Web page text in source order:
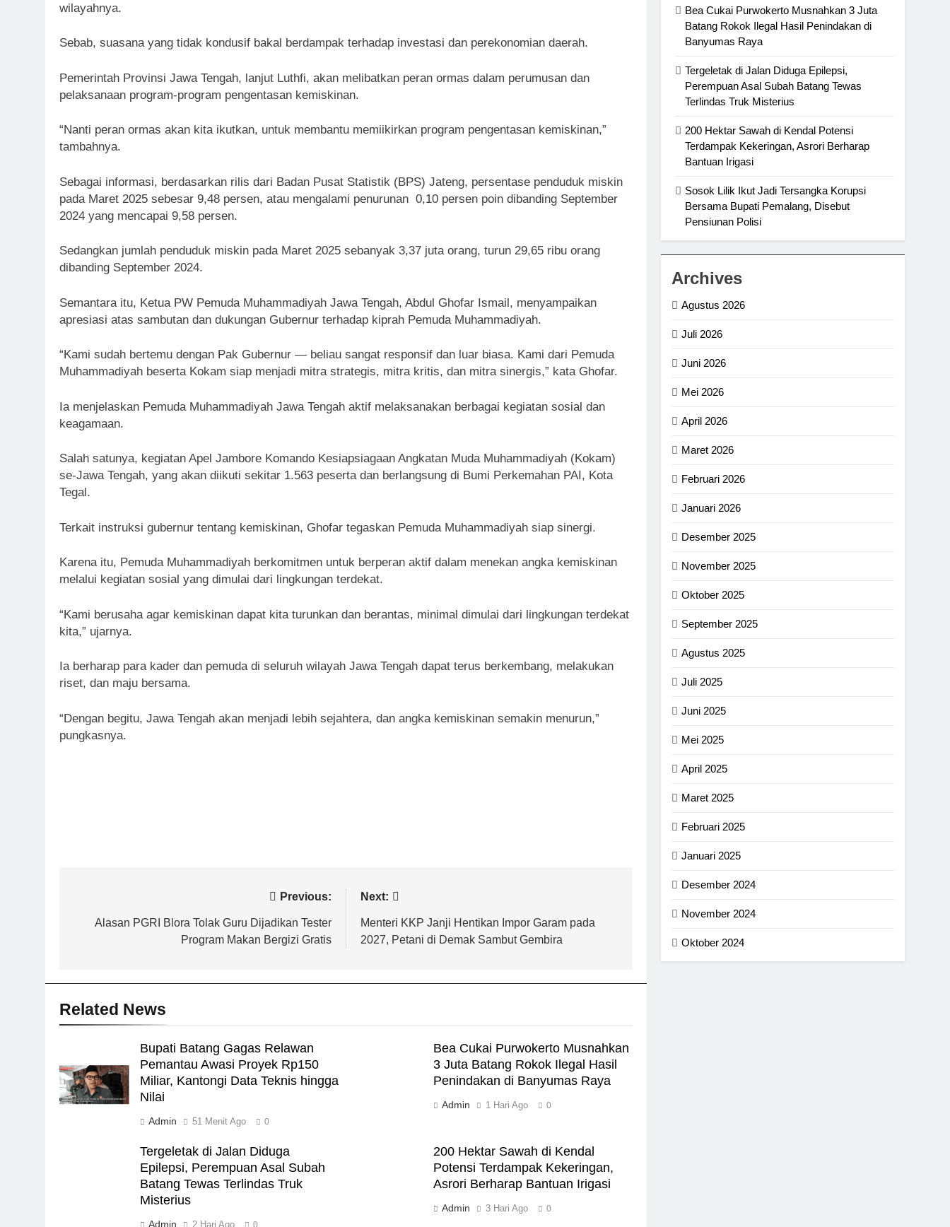
wilayahnya.
Sebab, suasana yang tidak kondusif bakal berdampak terhadap investasi dan perekonomian daerah.
Pemerintah Provinsi Jawa Tengah, lanjut Luthfi, akan melibatkan peran ormas dalam perumusan dan
pelaksanaan program-program pengentasan kemiskinan.
“Nanti peran ormas akan kita ikutkan, untuk membantu memiikirkan program pengentasan kemiskinan,”
tambahnya.
Sebagai informasi, berdasarkan rilis dari Badan Pusat Statistik (BPS) Jateng, persentase penduduk miskin
pada Maret 2025 sebesar 9,48 persen, atau mengalami penurunan 0,10 persen poin dibanding September
2024 yang mencapai 9,58 persen.
Sedangkan jumlah penduduk miskin pada Maret 2025 sebanyak 3,37 juta orang, turun 29,65 ribu orang
dibanding September 2024.
Semantara itu, Ketua PW Pemuda Muhammadiyah Jawa Tengah, Abdul Ghofar Ismail, menyampaikan
apresiasi atas sambutan dan dukungan Gubernur terhadap kiprah Pemuda Muhammadiyah.
“Kami sudah bertemu dengan Pak Gubernur — beliau sangat responsif dan luar biasa. Kami dari Pemuda
Muhammadiyah beserta Kokam siap menjadi mitra strategis, mitra kritis, dan mitra sinergis,” kata Ghofar.
Ia menjelaskan Pemuda Muhammadiyah Jawa Tengah aktif melaksanakan berbagai kegiatan sosial dan
keagamaan.
Salah satunya, kegiatan Apel Jambore Komando Kesiapsiagaan Angkatan Muda Muhammadiyah (Kokam)
se-Jawa Tengah, yang akan diikuti sekitar 1.563 peserta dan berlangsung di Bumi Perkemahan PAI, Kota
Tegal.
Terkait instruksi gubernur tentang kemiskinan, Ghofar tegaskan Pemuda Muhammadiyah siap sinergi.
Karena itu, Pemuda Muhammadiyah berkomitmen untuk berperan aktif dalam menekan angka kemiskinan
melalui kegiatan sosial yang dimulai dari lingkungan terdekat.
“Kami berusaha agar kemiskinan dapat kita turunkan dan berantas, minimal dimulai dari lingkungan terdekat
kita,” ujarnya.
Ia berharap para kader dan pemuda di seluruh wilayah Jawa Tengah dapat terus berkembang, melakukan
riset, dan maju bersama.
“Dengan begitu, Jawa Tengah akan menjadi lebih sejahtera, dan angka kemiskinan semakin menurun,”
pungkasnya.
pos
Previous:
Alasan PGRI Blora Tolak Guru Dijadikan Tester
Program Makan Bergizi Gratis
Next:
Menteri KKP Janji Hentikan Impor Garam pada
2027, Petani di Demak Sambut Gembira
Related News
Bupati Batang Gagas Relawan
Pemantau Awasi Proyek Rp150
Miliar, Kantongi Data Teknis hingga
Nilai
Admin 51 Menit Ago 0
Bea Cukai Purwokerto Musnahkan
3 Juta Batang Rokok Ilegal Hasil
Penindakan di Banyumas Raya
Admin 1 Hari Ago 0
Tergeletak di Jalan Diduga
Epilepsi, Perempuan Asal Subah
Batang Tewas Terlindas Truk
Misterius
Admin 2 Hari Ago 0
200 Hektar Sawah di Kendal
Potensi Terdampak Kekeringan,
Asrori Berharap Bantuan Irigasi
Admin 3 Hari Ago 0
Bea Cukai Purwokerto Musnahkan 3 Juta
Batang Rokok Ilegal Hasil Penindakan di
Banyumas Raya
Tergeletak di Jalan Diduga Epilepsi,
Perempuan Asal Subah Batang Tewas
Terlindas Truk Misterius
200 Hektar Sawah di Kendal Potensi
Terdampak Kekeringan, Asrori Berharap
Bantuan Irigasi
Sosok Lilik Ikut Jadi Tersangka Korupsi
Bersama Bupati Pemalang, Disebut
Pensiunan Polisi
Archives
Agustus 2026
Juli 2026
Juni 2026
Mei 2026
April 2026
Maret 2026
Februari 2026
Januari 2026
Desember 2025
November 2025
Oktober 2025
September 2025
Agustus 2025
Juli 2025
Juni 2025
Mei 2025
April 2025
Maret 2025
Februari 2025
Januari 2025
Desember 2024
November 2024
Oktober 2024